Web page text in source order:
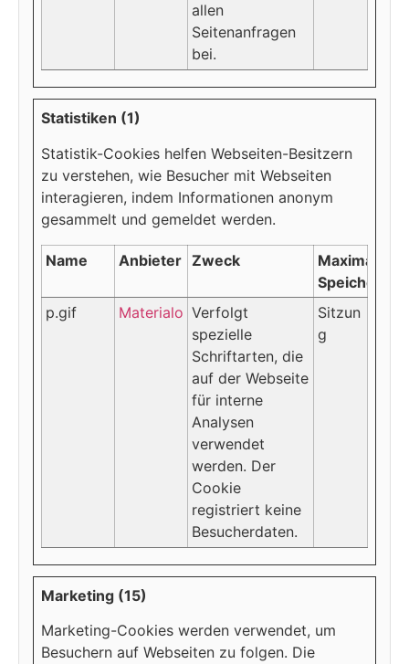
allen
Seitenanfragen
bei.
Statistiken (1)
Statistik-Cookies helfen Webseiten-Besitzern
zu verstehen, wie Besucher mit Webseiten
interagieren, indem Informationen anonym
gesammelt und gemeldet werden.
Name Anbieter Zweck
Maximale
p.gif
Materialo Verfolgt
spezielle
Schriftarten, die
auf der Webseite
für interne
Analysen
verwendet
werden. Der
Cookie
registriert keine
Besucherdaten.
Sitzun
g
Marketing (15)
Marketing-Cookies werden verwendet, um
Besuchern auf Webseiten zu folgen. Die